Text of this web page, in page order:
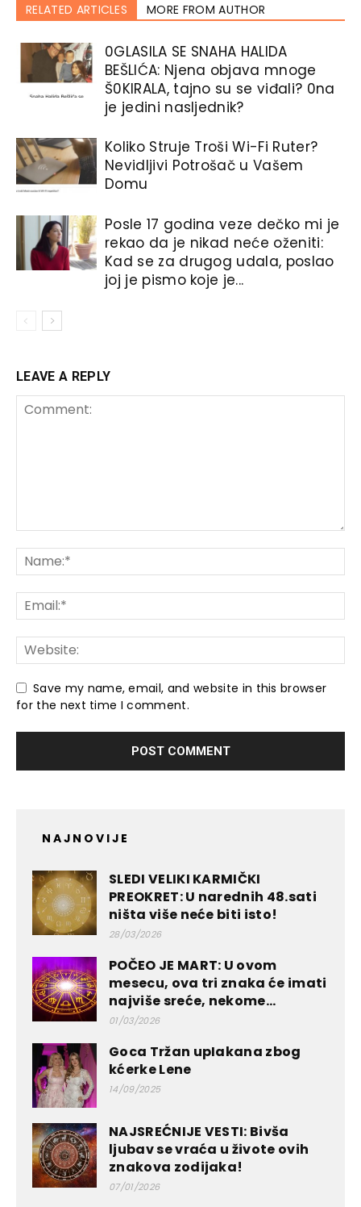
RELATED ARTICLES MORE FROM AUTHOR
0GLASlLA SE SNAHA HALlDA
BEŠLlĆA: Njena objava mnoge
Š0KIRALA, tajno su se viđali? 0na
je jedini nasljednik?
Koliko Struje Troši Wi-Fi Ruter?
Nevidljivi Potrošač u Vašem
Domu
Posle 17 godina veze dečko mi je
rekao da je nikad neće oženiti:
Kad se za drugog udala, poslao
joj je pismo koje je...
LEAVE A REPLY
Save my name, email, and website in this browser
for the next time I comment.
NAJNOVIJE
SLEDI VELIKI KARMIČKI
PREOKRET: U narednih 48.sati
ništa više neće biti isto!
28/03/2026
POČEO JE MART: U ovom
mesecu, ova tri znaka će imati
najviše sreće, nekome...
01/03/2026
Goca Tržan upIakana zbog
kćerke Lene
14/09/2025
NAJSREĆNIJE VESTI: Bivša
ljubav se vraća u živote ovih
znakova zodijaka!
07/01/2026